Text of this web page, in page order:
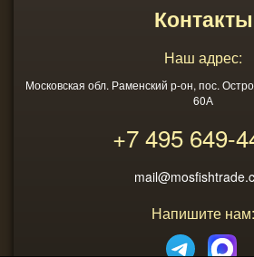
Контакты
Наш адрес:
Московская обл. Раменский р-он, пос.
60А
+7 495649-
Напишите нам: